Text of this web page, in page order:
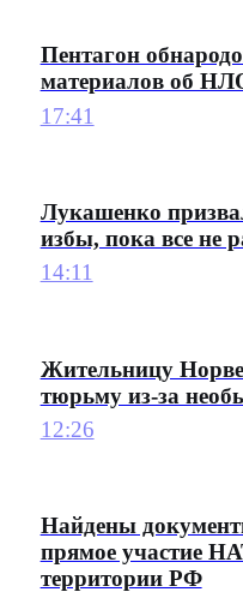
Пентагон
материалов об
17:41
Лукашенко
избы, пока все не
14:11
Жительницу
тюрьму из-за
12:26
Найдены
прямое участие
территории РФ